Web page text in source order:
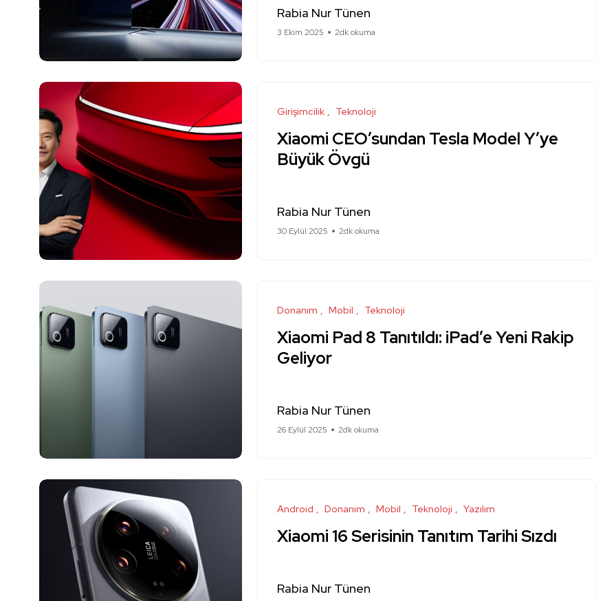
Rabia Nur Tünen
3 Ekim 2025 2dk okuma
Girişimcilik Teknoloji
Xiaomi CEO’sundan Tesla Model Y’ye
Büyük Övgü
Rabia Nur Tünen
30 Eylül 2025 2dk okuma
Donanım Mobil Teknoloji
Xiaomi Pad 8 Tanıtıldı: iPad’e Yeni Rakip
Geliyor
Rabia Nur Tünen
26 Eylül 2025 2dk okuma
Android Donanım Mobil Teknoloji Yazılım
Xiaomi 16 Serisinin Tanıtım Tarihi Sızdı
Rabia Nur Tünen